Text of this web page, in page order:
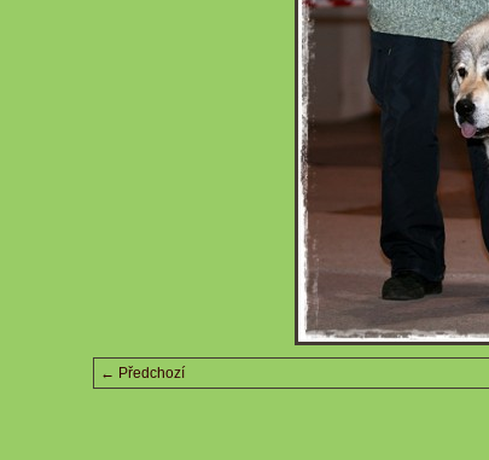
← Předchozí